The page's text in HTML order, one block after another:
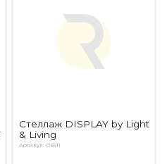
Стеллаж DISPLAY by Light
& Living
Артикул: OE511